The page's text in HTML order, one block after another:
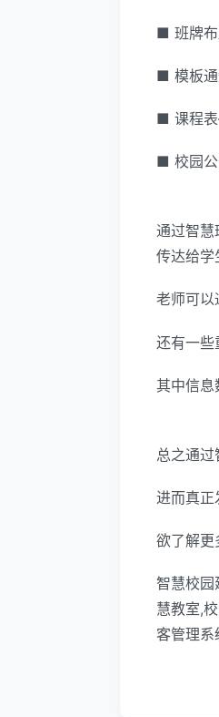
■ 班牌布
■ 模板通
■ 课程表
■ 校园公
通过智慧
传达给学
老师可以
还有一些
其中信息
总之通过
进而真正
欲了解更
智慧校园
慧教室,
客管理系